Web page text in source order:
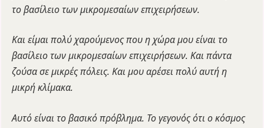
το βασίλειο των μικρομεσαίων επιχειρήσεων.
Και είμαι πολύ χαρούμενος που η χώρα μου είναι το
βασίλειο των μικρομεσαίων επιχειρήσεων. Και πάντα
ζούσα σε μικρές πόλεις. Και μου αρέσει πολύ αυτή η
μικρή κλίμακα.
Αυτό είναι το βασικό πρόβλημα. Το γεγονός ότι ο κόσμος